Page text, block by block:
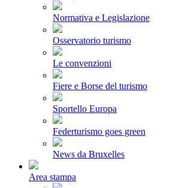
Normativa e Legislazione
Osservatorio turismo
Le convenzioni
Fiere e Borse del turismo
Sportello Europa
Federturismo goes green
News da Bruxelles
Area stampa